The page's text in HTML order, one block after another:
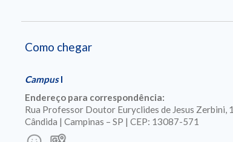
Como chegar
CampusI
Endereço para correspondência:
Rua Professor Doutor Euryclides de Jesus Zerbini,
Cândida | Campinas – SP | CEP: 13087-571